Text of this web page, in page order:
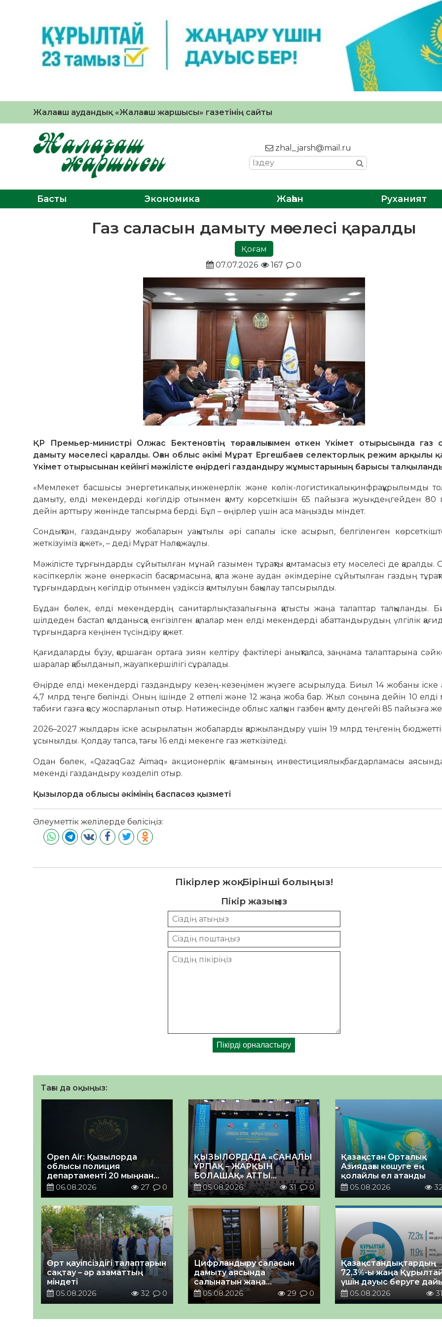
Жалағаш аудандық «Жалағаш жаршысы» газетінің сайты
zhal_jarsh@mail.ru
Басты Экономика Жаһан Руханият
Газ саласын дамыту мәселесі қаралды
Қоғам
07.07.2026
167 0
ҚР Премьер-министрі Олжас Бектеновтің төрағалығымен өткен Үкімет отырысында газ
дамыту мәселесі қаралды. Оған облыс әкімі Мұрат Ергешбаев селекторлық режим арқылы
Үкімет отырысынан кейінгі мәжілісте өңірдегі газдандыру жұмыстарының барысы
«Мемлекет басшысы энергетикалық, инженерлік және көлік-логистикалық инфрақұрылымды
дамыту, елді мекендерді көгілдір отынмен қамту көрсеткішін 65 пайызға жуық деңгейден 80
дейін арттыру жөнінде тапсырма берді. Бұл – өңірлер үшін аса маңызды міндет.
Сондықтан, газдандыру жобаларын уақытылы әрі сапалы іске асырып, белгіленген
жеткізуіміз қажет», – деді Мұрат Нәлқожаұлы.
Мәжілісте тұрғындарды сұйытылған мұнай газымен тұрақты қамтамасыз ету мәселесі де қаралды.
кәсіпкерлік және өнеркәсіп басқармасына, қала және аудан әкімдеріне сұйытылған газдың
тұрғындардың көгілдір отынмен үздіксіз қамтылуын бақылау тапсырылды.
Бұдан бөлек, елді мекендердің санитарлық тазалығына қатысты жаңа талаптар талқыланды.
шілдеден бастап қолданысқа енгізілген қалалар мен елді мекендерді абаттандырудың үлгілік
тұрғындарға кеңінен түсіндіру қажет.
Қағидаларды бұзу, қоршаған ортаға зиян келтіру фактілері анықталса, заңнама талаптарына
шаралар қабылданып, жауапкершілігі сұралады.
Өңірде елді мекендерді газдандыру кезең-кезеңімен жүзеге асырылуда. Биыл 14 жобаны іске
4,7 млрд теңге бөлінді. Оның ішінде 2 өтпелі және 12 жаңа жоба бар. Жыл соңына дейін 10 елді
табиғи газға қосу жоспарланып отыр. Нәтижесінде облыс халқын газбен қамту деңгейі 85 пайызға
2026–2027 жылдары іске асырылатын жобаларды қаржыландыру үшін 19 млрд теңгенің бюджеттік
ұсынылды. Қолдау тапса, тағы 16 елді мекенге газ жеткізіледі.
Одан бөлек, «QazaqGaz Aimaq» акционерлік қоғамының инвестициялық бағдарламасы
мекенді газдандыру көзделіп отыр.
Қызылорда облысы әкімінің баспасөз қызметі
Әлеуметтік желілерде бөлісіңіз:
Пікірлер жоқ. Бірінші болыңыз!
Пікір жазыңыз
Тағы да оқыңыз:
Open Air: Қызылорда
облысы полиция
департаменті 20 мыңнан
астам көрерменнің
етті
06.08.2026 27 0
ҚЫЗЫЛОРДАДА «САНАЛЫ
ҰРПАҚ – ЖАРҚЫН
БОЛАШАҚ» АТТЫ
КЕҢЕЙТІЛГЕН МӘЖІЛІС
ӨТТІ
05.08.2026 31 0
Қазақстан Орталық
Азиядағы көшуге ең
қолайлы ел атанды
05.08.2026
Өрт қауіпсіздігі талаптарын
сақтау – әр азаматтың
міндеті
05.08.2026
32 0
Цифрландыру саласын
дамыту аясында
салынатын жаңа
орталықтың жобасы
талқыланды
05.08.2026 29 0
Қазақстандықтардың
72,3%-ы жаңа
үшін дауыс беруге
05.08.2026
31